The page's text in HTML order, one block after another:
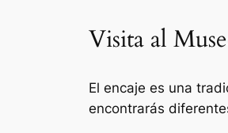
Visita al
El encaje es una
encontrarás